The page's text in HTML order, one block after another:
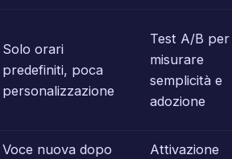
Solo orari
predefiniti, poca
personalizzazione
Test A/B per
misurare
semplicità e
adozione
Voce nuova dopo
Attivazione